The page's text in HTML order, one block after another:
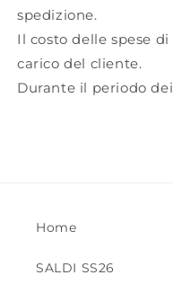
spedizione.
Il costo delle spese
carico del cliente.
Durante il periodo
Home
SALDI SS26